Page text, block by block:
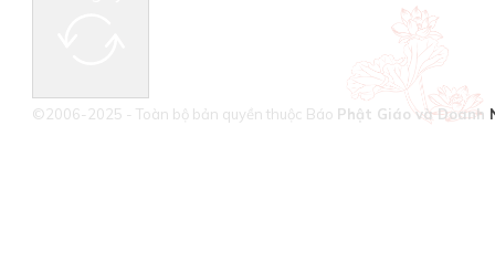
©2006-2025 - Toàn bộ bản quyền thuộc Báo Phật Giáo và Doanh